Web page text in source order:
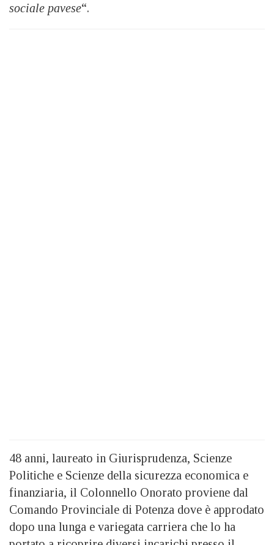
sociale pavese“.
48 anni, laureato in Giurisprudenza, Scienze
Politiche e Scienze della sicurezza economica e
finanziaria, il Colonnello Onorato proviene dal
Comando Provinciale di Potenza dove è approdato
dopo una lunga e variegata carriera che lo ha